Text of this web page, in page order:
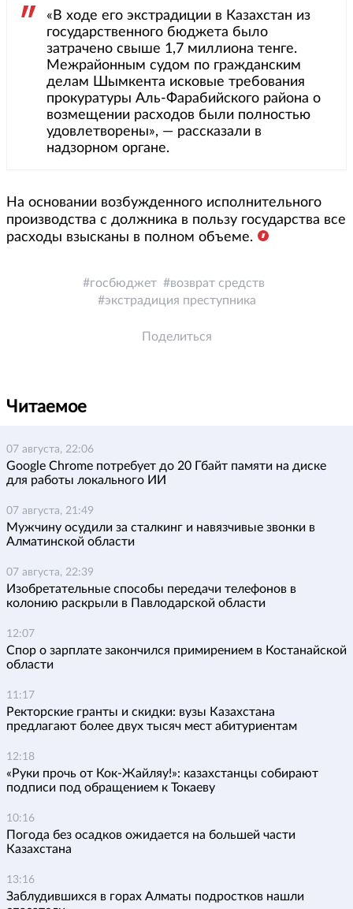
«В ходе его экстрадиции в Казахстан из
государственного бюджета было
затрачено свыше 1,7 миллиона тенге.
Межрайонным судом по гражданским
делам Шымкента исковые требования
прокуратуры Аль-Фарабийского района о
возмещении расходов были полностью
удовлетворены», — рассказали в
надзорном органе.
На основании возбужденного исполнительного
производства с должника в пользу государства все
расходы взысканы в полном объеме.
госбюджет
возврат средств
экстрадиция преступника
Поделиться
Читаемое
07 августа, 22:06
Google Chrome потребует до 20 Гбайт памяти на диске
для работы локального ИИ
07 августа, 21:49
Мужчину осудили за сталкинг и навязчивые звонки в
Алматинской области
07 августа, 22:39
Изобретательные способы передачи телефонов в
колонию раскрыли в Павлодарской области
12:07
Спор о зарплате закончился примирением в Костанайской
области
11:17
Ректорские гранты и скидки: вузы Казахстана
предлагают более двух тысяч мест абитуриентам
12:18
«Руки прочь от Кок-Жайляу!»: казахстанцы собирают
подписи под обращением к Токаеву
10:16
Погода без осадков ожидается на большей части
Казахстана
13:16
Заблудившихся в горах Алматы подростков нашли